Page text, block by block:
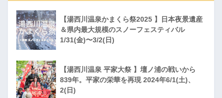
【湯西川温泉かまくら祭2025 】日本夜景遺産
＆県内最大規模のスノーフェスティバル
1/31(金)〜3/2(日)
【湯西川温泉 平家大祭 】壇ノ浦の戦いから
839年。平家の栄華を再現 2024年6/1(土)、
2(日)